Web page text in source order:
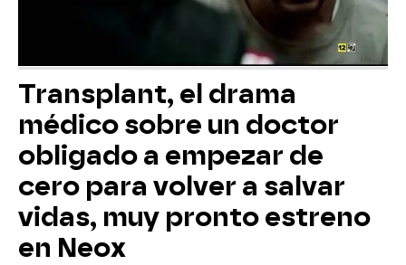
Transplant, el drama
médico sobre un doctor
obligado a empezar de
cero para volver a salvar
vidas, muy pronto estreno
en Neox